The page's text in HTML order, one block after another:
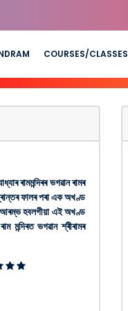
COURSES/CLASSES
ৰামমন্দিৰৰ ভগৱান ৰামৰ
ফালৰ পৰা এক অখণ্ড
আৰম্ভ হবলগীয়া এই অখণ্ড
মন্দিৰত ভগৱান শ্ৰীৰামৰ